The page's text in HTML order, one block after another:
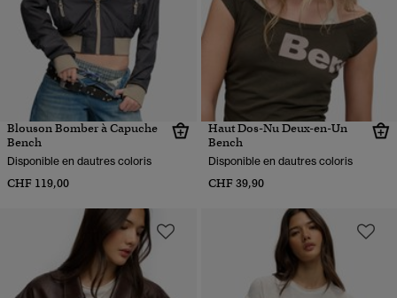
Blouson Bomber à Capuche
Bench
Disponible en dautres coloris
CHF 119,00
Haut Dos-Nu Deux-en-Un
Bench
Disponible en dautres coloris
CHF 39,90